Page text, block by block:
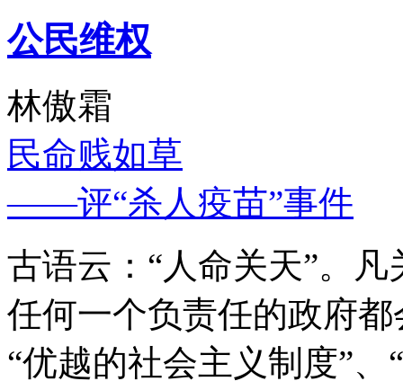
公民维权
林傲霜
民命贱如草
——评“杀人疫苗”事件
古语云：“人命关天”。
任何一个负责任的政府
“优越的社会主义制度”